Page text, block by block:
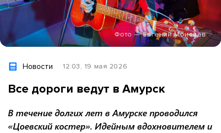
Фото — Евгений Моисеев
Новости 12:03, 19 мая 2026
Все дороги ведут в Амурск
В течение долгих лет в Амурске проводился
«Цоевский костер». Идейным вдохновителем и